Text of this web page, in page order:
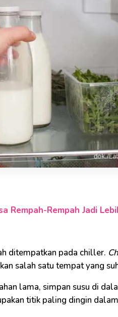
Rempah-Rempah Jadi
ditempatkan pada chiller.
salah satu tempat yang
lama, simpan susu di
titik paling dingin